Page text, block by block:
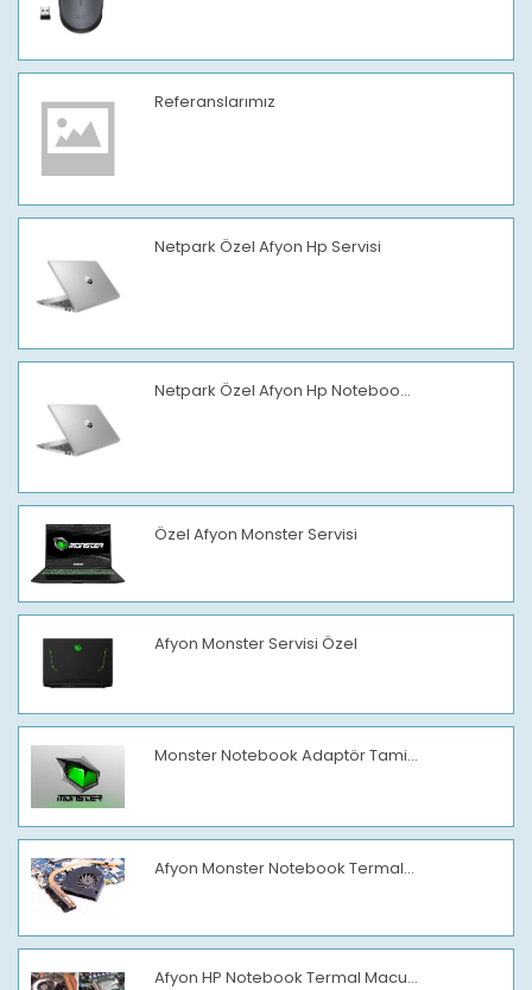
Referanslarımız
Netpark Özel Afyon Hp Servisi
Netpark Özel Afyon Hp Noteboo...
Özel Afyon Monster Servisi
Afyon Monster Servisi Özel
Monster Notebook Adaptör Tami...
Afyon Monster Notebook Termal...
Afyon HP Notebook Termal Macu...